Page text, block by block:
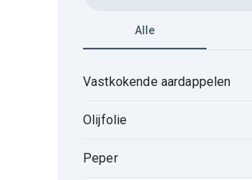
Alle
Vastkokende aardappelen
Olijfolie
Peper